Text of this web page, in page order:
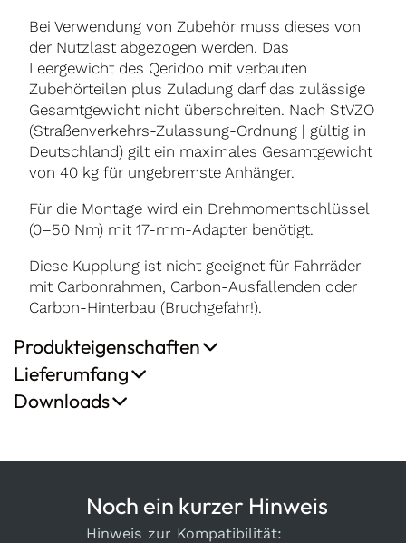
Bei Verwendung von Zubehör muss dieses von
der Nutzlast abgezogen werden. Das
Leergewicht des Qeridoo mit verbauten
Zubehörteilen plus Zuladung darf das zulässige
Gesamtgewicht nicht überschreiten. Nach StVZO
(Straßenverkehrs-Zulassung-Ordnung | gültig in
Deutschland) gilt ein maximales Gesamtgewicht
von 40 kg für ungebremste Anhänger.
Für die Montage wird ein Drehmomentschlüssel
(0–50 Nm) mit 17-mm-Adapter benötigt.
Diese Kupplung ist nicht geeignet für Fahrräder
mit Carbonrahmen, Carbon-Ausfallenden oder
Carbon-Hinterbau (Bruchgefahr!).
Produkteigenschaften
Lieferumfang
Downloads
Noch ein kurzer Hinweis
Hinweis zur Kompatibilität: